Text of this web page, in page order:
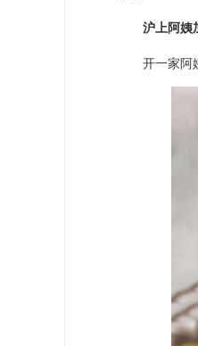
沪上阿姨加
开一家阿姨